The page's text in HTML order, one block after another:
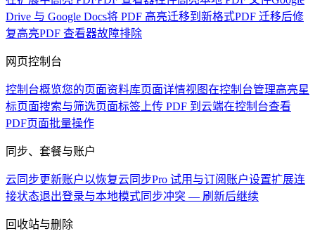
Drive 与 Google Docs将 PDF 高亮迁移到新格式PDF 迁移后修
复高亮PDF 查看器故障排除
网页控制台
控制台概览您的页面资料库页面详情视图在控制台管理高亮星
标页面搜索与筛选页面标签 上传 PDF 到云端在控制台查看
PDF页面批量操作
同步、套餐与账户
云同步更新账户以恢复云同步Pro 试用与订阅 账户设置扩展连
接状态退出登录与本地模式同步冲突 — 刷新后继续
回收站与删除